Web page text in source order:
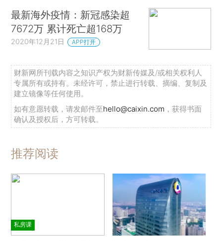
最新海外疫情：新冠感染超
7672万 累计死亡超168万
2020年12月21日 APP打开
财新网所刊载内容之知识产权为财新传媒及/或相关权利人
专属所有或持有。未经许可，禁止进行转载、摘编、复制及
建立镜像等任何使用。
如有意愿转载，请发邮件至hello@caixin.com ，获得书面
确认及授权后，方可转载。
推荐阅读
私房课